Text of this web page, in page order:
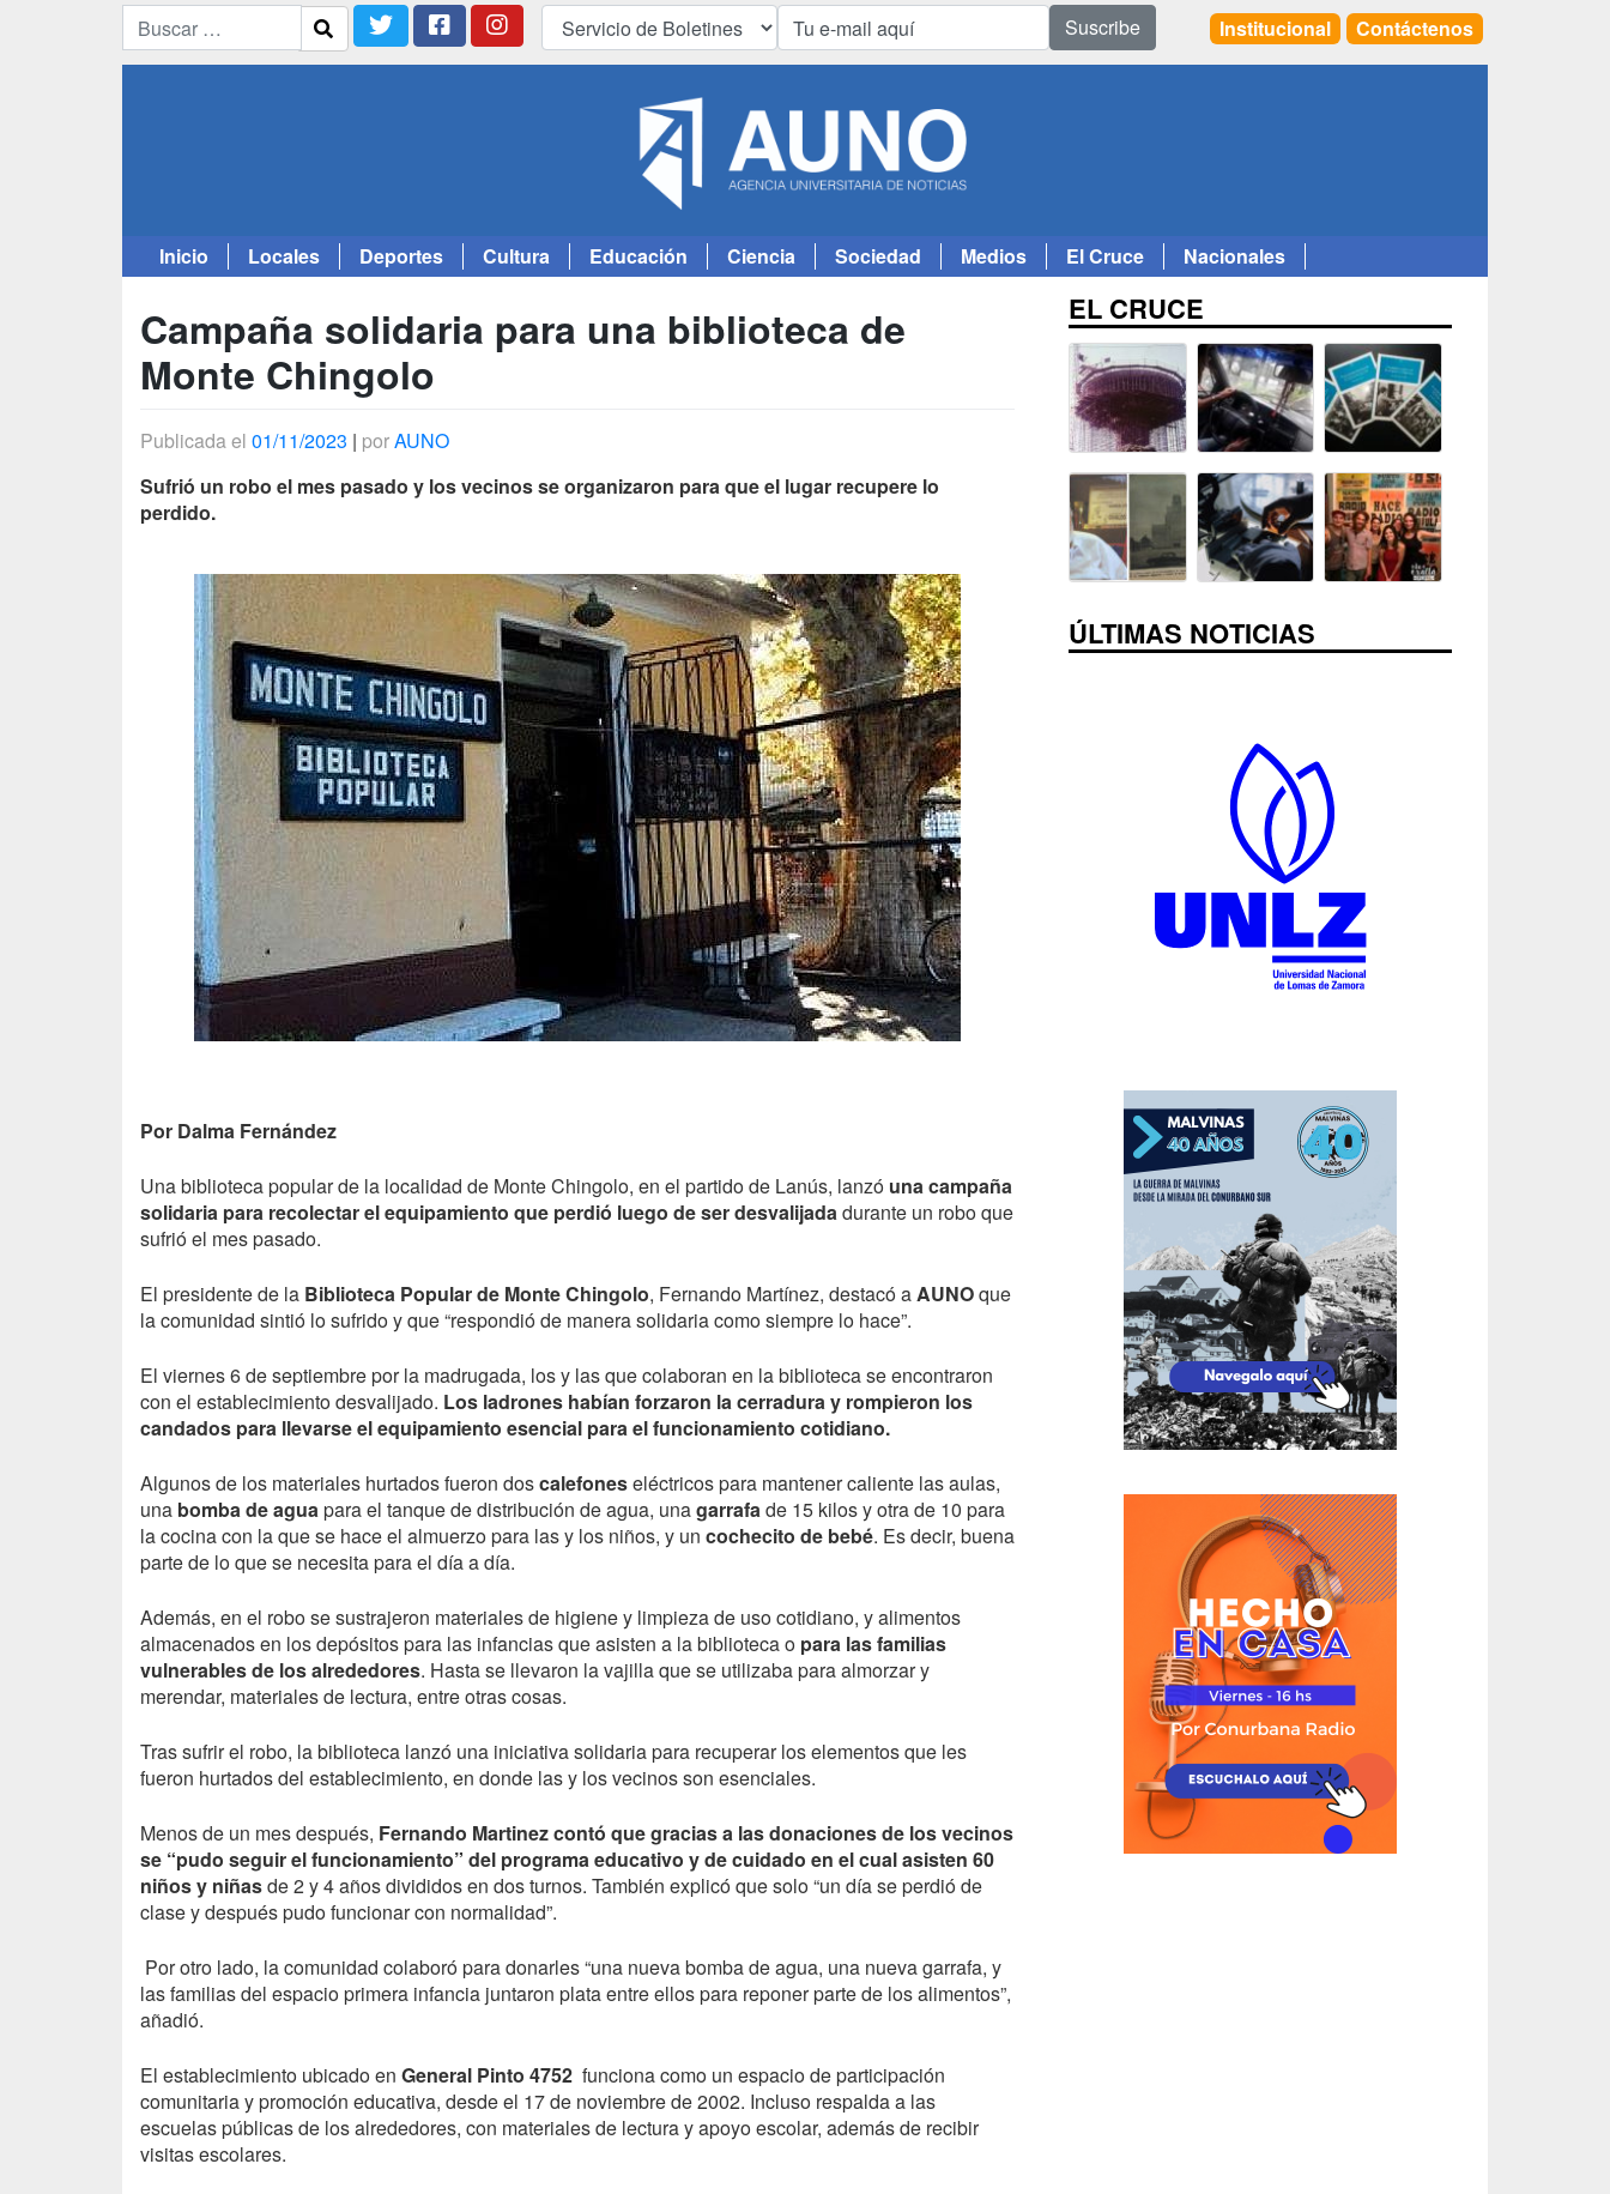
Suscribe Institucional Contáctenos
Inicio Locales Deportes Cultura Educación Ciencia Sociedad Medios El Cruce
Nacionales
Campaña solidaria para una biblioteca de
Monte Chingolo
Publicada el 01/11/2023 | porAUNO
Sufrió un robo el mes pasado y los vecinos se organizaron para que el lugar recupere lo
perdido.
Por Dalma Fernández
Una biblioteca popular de la localidad de Monte Chingolo, en el partido de Lanús, lanzó una campaña
solidaria para recolectar el equipamiento que perdió luego de ser desvalijadadurante un robo que
sufrió el mes pasado.
El presidente de la Biblioteca Popular de Monte Chingolo, Fernando Martínez, destacó aAUNOque
la comunidad sintió lo sufrido y que “respondió de manera solidaria como siempre lo hace”.
El viernes 6 de septiembre por la madrugada, los y las que colaboran en la biblioteca se encontraron
con el establecimiento desvalijado. Los ladrones habían forzaron la cerradura y rompieron los
candados para llevarse el equipamiento esencial para el funcionamiento cotidiano.
Algunos de los materiales hurtados fueron doscalefoneseléctricos para mantener caliente las aulas,
una bomba de aguapara el tanque de distribución de agua, unagarrafade 15 kilos y otra de 10 para
la cocina con la que se hace el almuerzo para las y los niños, y un cochecito de bebé. Es decir, buena
parte de lo que se necesita para el día a día.
Además, en el robo se sustrajeron materiales de higiene y limpieza de uso cotidiano, y alimentos
almacenados en los depósitos para las infancias que asisten a la biblioteca o para las familias
vulnerables de los alrededores. Hasta se llevaron la vajilla que se utilizaba para almorzar y
merendar, materiales de lectura, entre otras cosas.
Tras sufrir el robo, la biblioteca lanzó una iniciativa solidaria para recuperar los elementos que les
fueron hurtados del establecimiento, en donde las y los vecinos son esenciales.
Menos de un mes después, Fernando Martinez contó que gracias a las donaciones de los vecinos
se “pudo seguir el funcionamiento” del programa educativo y de cuidado en el cual asisten 60
niños y niñasde 2 y 4 años divididos en dos turnos. También explicó que solo “un día se perdió de
clase y después pudo funcionar con normalidad”.
Por otro lado, la comunidad colaboró para donarles “una nueva bomba de agua, una nueva garrafa, y
las familias del espacio primera infancia juntaron plata entre ellos para reponer parte de los alimentos”,
añadió.
El establecimiento ubicado en General Pinto 4752 funciona como un espacio de participación
comunitaria y promoción educativa, desde el 17 de noviembre de 2002. Incluso respalda a las
escuelas públicas de los alrededores, con materiales de lectura y apoyo escolar, además de recibir
visitas escolares.
EL CRUCE
ÚLTIMAS NOTICIAS